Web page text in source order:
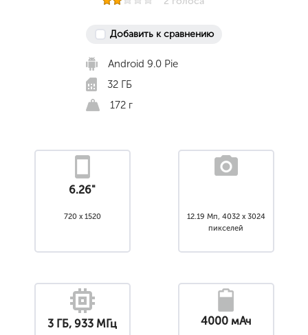
Добавить к сравнению
Android 9.0 Pie
32 ГБ
172 г
6.26"
720 x 1520
12.19 Мп, 4032 x 3024
пикселей
3 ГБ, 933 МГц 4000 мАч